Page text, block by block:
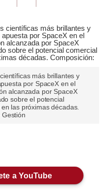
más brillantes y
por SpaceX en el
alcanzada por SpaceX
sobre el potencial
las próximas décadas.
a YouTube